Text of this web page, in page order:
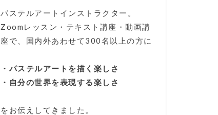
パステルアートインストラクター。
Zoomレッスン・テキスト講座・動画講
座で、国内外あわせて300名以上の方に
・パステルアートを描く楽しさ
・自分の世界を表現する楽しさ
をお伝えしてきました。